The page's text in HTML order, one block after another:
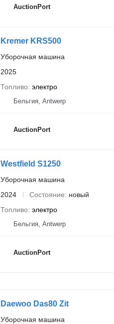
AuctionPort
Kremer KRS500
Уборочная машина
2025
Топливо электро
Бельгия, Antwerp
AuctionPort
Westfield S1250
Уборочная машина
2024
Состояние
новый
Топливо электро
Бельгия, Antwerp
AuctionPort
Daewoo Das80 Zit
Уборочная машина